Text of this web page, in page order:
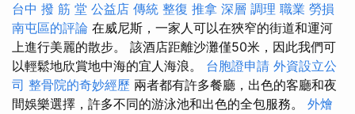
台中 撥 筋 堂 公益店 傳統 整復 推拿 深層 調理 職業 勞損
南屯區的評論 在威尼斯，一家人可以在狹窄的街道和運河
上進行美麗的散步。 該酒店距離沙灘僅50米，因此我們可
以輕鬆地欣賞地中海的宜人海浪。 台胞證申請 外資設立公
司 整骨院的奇妙經歷 兩者都有許多餐廳，出色的客廳和夜
間娛樂選擇，許多不同的游泳池和出色的全包服務。 外燴